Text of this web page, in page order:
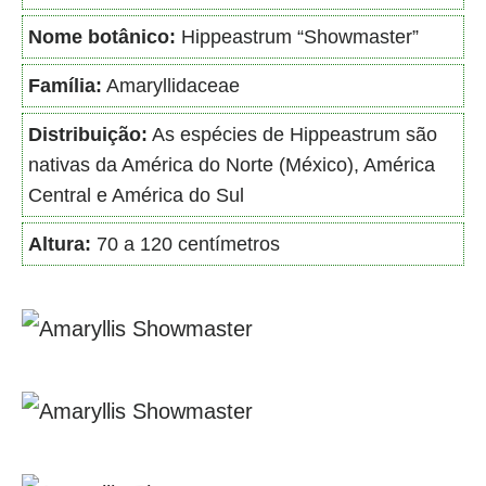
Nome botânico: Hippeastrum “Showmaster”
Família: Amaryllidaceae
Distribuição: As espécies de Hippeastrum são
nativas da América do Norte (México), América
Central e América do Sul
Altura: 70 a 120 centímetros